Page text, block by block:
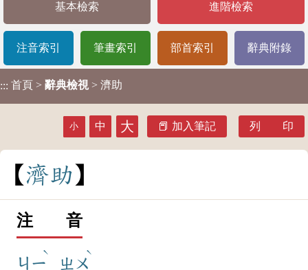
基本檢索 進階檢索
注音索引 筆畫索引 部首索引 辭典附錄
::: 首頁 > 辭典檢視 > 濟助
小 中 大 加入筆記 列 印
濟助
注 音
ㄐㄧ
ˋ
ㄓㄨ
ˋ